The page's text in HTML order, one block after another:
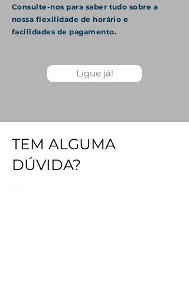
Consulte-nos para saber tudo sobre a
nossa flexilidade de horário e
facilidades de pagamento.
Ligue já!
TEM ALGUMA
DÚVIDA?
Nome